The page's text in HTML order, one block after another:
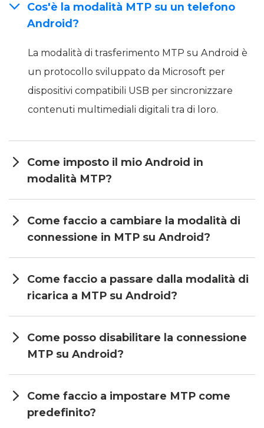
Cos'è la modalità MTP su un telefono
Android?
La modalità di trasferimento MTP su Android è
un protocollo sviluppato da Microsoft per
dispositivi compatibili USB per sincronizzare
contenuti multimediali digitali tra di loro.
Come imposto il mio Android in
modalità MTP?
Come faccio a cambiare la modalità di
connessione in MTP su Android?
Come faccio a passare dalla modalità di
ricarica a MTP su Android?
Come posso disabilitare la connessione
MTP su Android?
Come faccio a impostare MTP come
predefinito?